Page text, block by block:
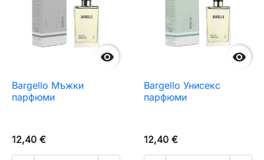

Bargello Мъжки
парфюми
12,40 €

Bargello Унисекс
парфюми
12,40 €